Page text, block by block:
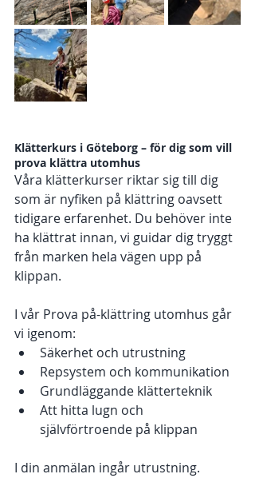
Klätterkurs i Göteborg – för dig som vill
prova klättra utomhus
Våra klätterkurser riktar sig till dig
som är nyfiken på klättring oavsett
tidigare erfarenhet. Du behöver inte
ha klättrat innan, vi guidar dig tryggt
från marken hela vägen upp på
klippan.
I vår Prova på-klättring utomhus går
vi igenom:
Säkerhet och utrustning
Repsystem och kommunikation
Grundläggande klätterteknik
Att hitta lugn och
självförtroende på klippan
I din anmälan ingår utrustning.